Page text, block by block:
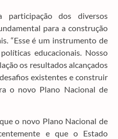
dos diversos
para a construção
“Esse é um instrumento de
educacionais. Nosso
os resultados alcançados
existentes e construir
o novo Plano Nacional de
o novo Plano Nacional de
e que o Estado